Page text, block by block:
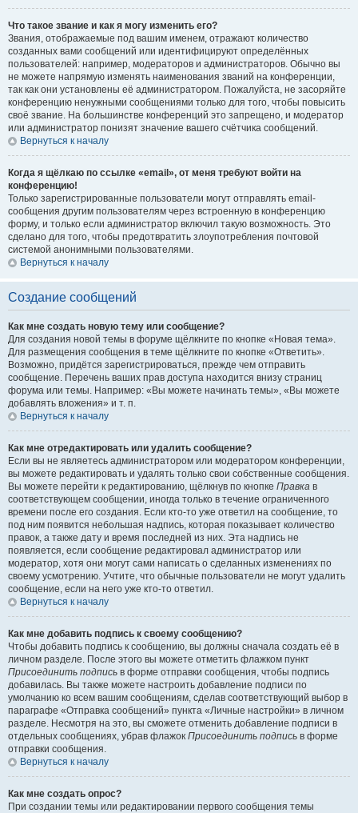
Что такое звание и как я могу изменить его?
Звания, отображаемые под вашим именем, отражают количество
созданных вами сообщений или идентифицируют определённых
пользователей: например, модераторов и администраторов. Обычно вы
не можете напрямую изменять наименования званий на конференции,
так как они установлены её администратором. Пожалуйста, не засоряйте
конференцию ненужными сообщениями только для того, чтобы повысить
своё звание. На большинстве конференций это запрещено, и модератор
или администратор понизят значение вашего счётчика сообщений.
Вернуться к началу
Когда я щёлкаю по ссылке «email», от меня требуют войти на
конференцию!
Только зарегистрированные пользователи могут отправлять email-
сообщения другим пользователям через встроенную в конференцию
форму, и только если администратор включил такую возможность. Это
сделано для того, чтобы предотвратить злоупотребления почтовой
системой анонимными пользователями.
Вернуться к началу
Создание сообщений
Как мне создать новую тему или сообщение?
Для создания новой темы в форуме щёлкните по кнопке «Новая тема».
Для размещения сообщения в теме щёлкните по кнопке «Ответить».
Возможно, придётся зарегистрироваться, прежде чем отправить
сообщение. Перечень ваших прав доступа находится внизу страниц
форума или темы. Например: «Вы можете начинать темы», «Вы можете
добавлять вложения» и т. п.
Вернуться к началу
Как мне отредактировать или удалить сообщение?
Если вы не являетесь администратором или модератором конференции,
вы можете редактировать и удалять только свои собственные сообщения.
Вы можете перейти к редактированию, щёлкнув по кнопке Правка в
соответствующем сообщении, иногда только в течение ограниченного
времени после его создания. Если кто-то уже ответил на сообщение, то
под ним появится небольшая надпись, которая показывает количество
правок, а также дату и время последней из них. Эта надпись не
появляется, если сообщение редактировал администратор или
модератор, хотя они могут сами написать о сделанных изменениях по
своему усмотрению. Учтите, что обычные пользователи не могут удалить
сообщение, если на него уже кто-то ответил.
Вернуться к началу
Как мне добавить подпись к своему сообщению?
Чтобы добавить подпись к сообщению, вы должны сначала создать её в
личном разделе. После этого вы можете отметить флажком пункт
Присоединить подпись в форме отправки сообщения, чтобы подпись
добавилась. Вы также можете настроить добавление подписи по
умолчанию ко всем вашим сообщениям, сделав соответствующий выбор в
параграфе «Отправка сообщений» пункта «Личные настройки» в личном
разделе. Несмотря на это, вы сможете отменить добавление подписи в
отдельных сообщениях, убрав флажок Присоединить подпись в форме
отправки сообщения.
Вернуться к началу
Как мне создать опрос?
При создании темы или редактировании первого сообщения темы